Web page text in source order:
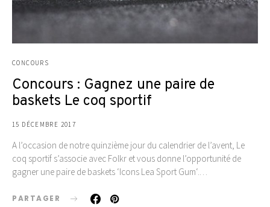
CONCOURS
Concours : Gagnez une paire de
baskets Le coq sportif
15 DÉCEMBRE 2017
A l’occasion de notre quinzième jour du calendrier de l’avent, Le
coq sportif s’associe avec Folkr et vous donne l’opportunité de
gagner une paire de baskets ‘Icons Lea Sport Gum‘.…
PARTAGER